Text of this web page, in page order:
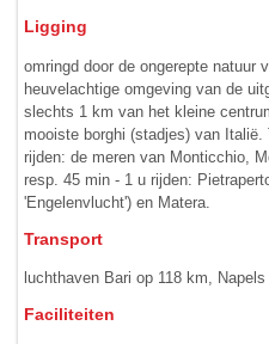
Ligging
omringd door de ongerepte natuur
heuvelachtige omgeving van de
slechts 1 km van het kleine
mooiste borghi (stadjes) van
rijden: de meren van Monticchio,
resp. 45 min - 1 u rijden:
'Engelenvlucht') en Matera.
Transport
luchthaven Bari op 118 km,
Faciliteiten